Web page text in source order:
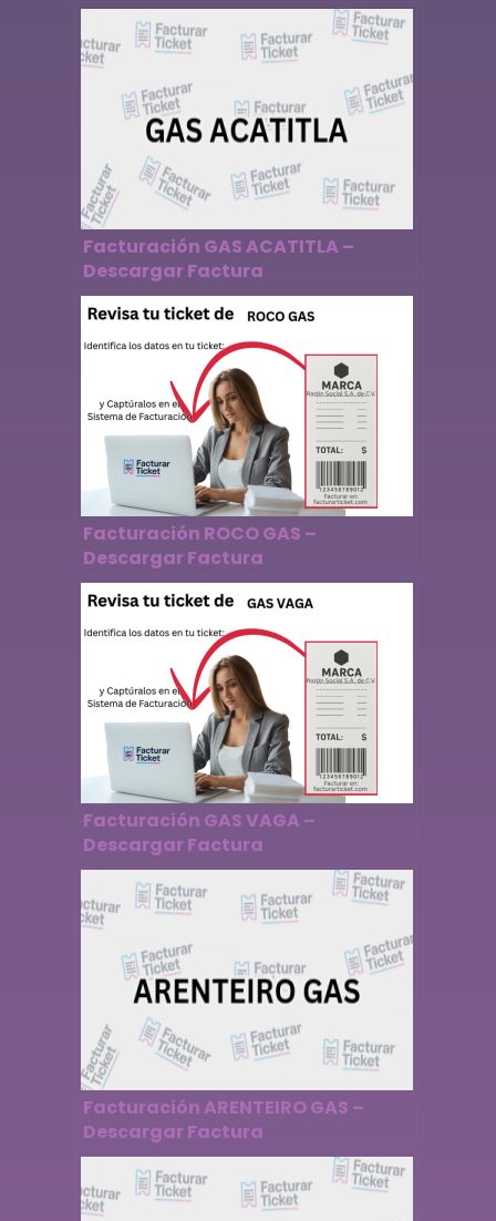
Facturación GAS ACATITLA –
Descargar Factura
Facturación ROCO GAS –
Descargar Factura
Facturación GAS VAGA –
Descargar Factura
Facturación ARENTEIRO GAS –
Descargar Factura